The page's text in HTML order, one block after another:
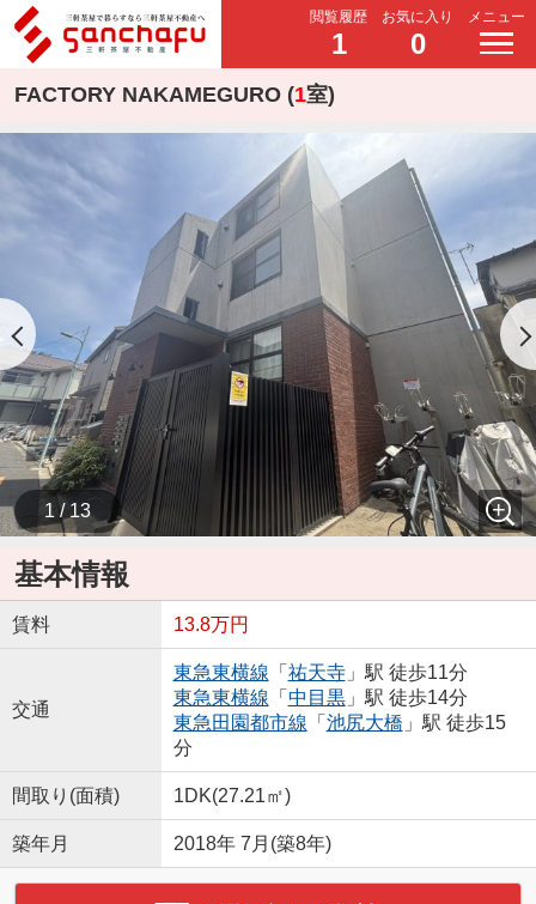
閲覧履歴
1
お気に入り
0
メニュー
FACTORY NAKAMEGURO (1室)
1 / 13
基本情報
賃料 13.8万円
交通
東急東横線 「 祐天寺」駅 徒歩11分
東急東横線 「 中目黒」駅 徒歩14分
東急田園都市線 「 池尻大橋 」駅 徒歩15
分
間取り(面積) 1DK(27.21㎡)
築年月 2018年 7月(築8年)